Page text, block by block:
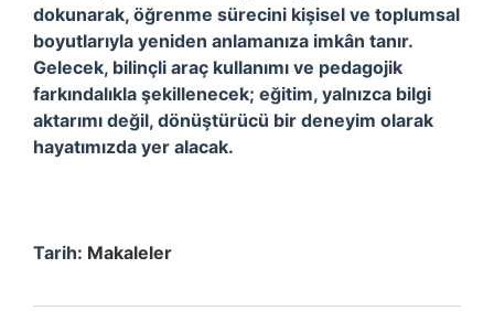
dokunarak, öğrenme sürecini kişisel ve toplumsal
boyutlarıyla yeniden anlamanıza imkân tanır.
Gelecek, bilinçli araç kullanımı ve pedagojik
farkındalıkla şekillenecek; eğitim, yalnızca bilgi
aktarımı değil, dönüştürücü bir deneyim olarak
hayatımızda yer alacak.
Tarih: Makaleler